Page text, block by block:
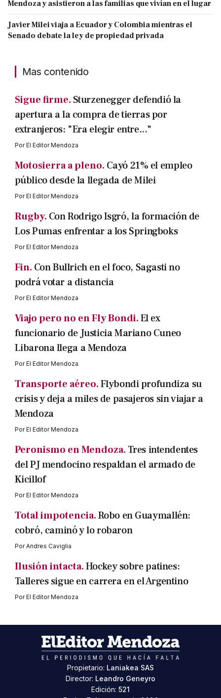
Mendoza y asistieron a las familias que vivían en el lugar
Javier Milei viaja a Ecuador y Colombia mientras el
Senado debate la ley de propiedad privada
Mas contenido
Sigue firme. Sturzenegger defendió la
apertura a la compra de tierras por
extranjeros: "Era elegir entre..."
PorEl Editor Mendoza
Motosierra a pleno. Cayó 21% el empleo
público desde la llegada de Milei
PorEl Editor Mendoza
Rugby. Con Rodrigo Isgró, la formación de
Los Pumas enfrentar a los Springboks
PorEl Editor Mendoza
Fin. Con Bullrich en el foco, Sagasti no
podrá votar a distancia
PorEl Editor Mendoza
Viajo pero no en Fly Bondi.El ex
funcionario de Justicia Mariano Cuneo
Libarona llega a Mendoza
PorEl Editor Mendoza
Transporte aéreo.Flybondi profundiza su
crisis y deja a miles de pasajeros sin viajar a
Mendoza
PorEl Editor Mendoza
Peronismo en Mendoza. Tres intendentes
del PJ mendocino respaldan el armado de
Kicillof
PorEl Editor Mendoza
Total impotencia.Robo en Guaymallén:
cobró, caminó y lo robaron
PorAndres Caviglia
Ilusión intacta.Hockey sobre patines:
Talleres sigue en carrera en el Argentino
PorEl Editor Mendoza
Propietario: Laniakea SAS
Director: Leandro Geneyro
Edición: 521